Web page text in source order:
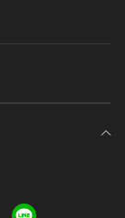
の環境により、